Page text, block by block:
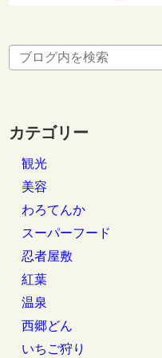
カテゴリー
観光
美容
わろてんか
スーパーフード
忍者屋敷
紅葉
温泉
西郷どん
いちご狩り